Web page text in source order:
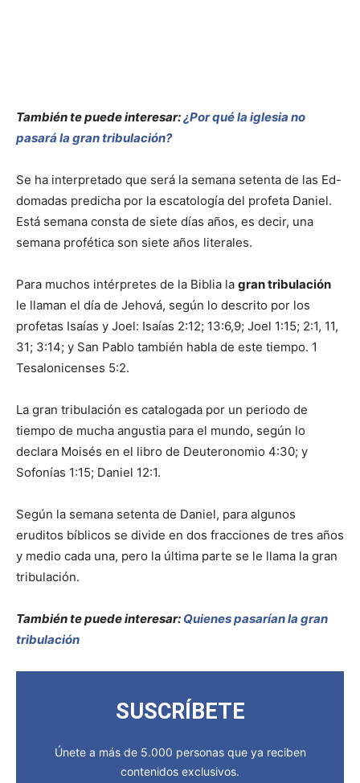
También te puede interesar:¿Por qué la iglesia no
pasará la gran tribulación?
Se ha interpretado que será la semana setenta de las Ed-
domadas predicha por la escatología del profeta Daniel.
Está semana consta de siete días años, es decir, una
semana profética son siete años literales.
Para muchos intérpretes de la Biblia la gran tribulación
le llaman el día de Jehová, según lo descrito por los
profetas Isaías y Joel: Isaías 2:12; 13:6,9; Joel 1:15; 2:1, 11,
31; 3:14; y San Pablo también habla de este tiempo. 1
Tesalonicenses 5:2.
La gran tribulación es catalogada por un periodo de
tiempo de mucha angustia para el mundo, según lo
declara Moisés en el libro de Deuteronomio 4:30; y
Sofonías 1:15; Daniel 12:1.
Según la semana setenta de Daniel, para algunos
eruditos bíblicos se divide en dos fracciones de tres años
y medio cada una, pero la última parte se le llama la gran
tribulación.
También te puede interesar: Quienes pasarían la gran
tribulación
SUSCRÍBETE
Únete a más de 5.000 personas que ya reciben
contenidos exclusivos.